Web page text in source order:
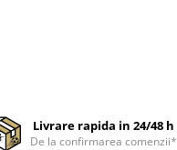
Livrare rapida in 24/48 h
De la confirmarea comenzii*